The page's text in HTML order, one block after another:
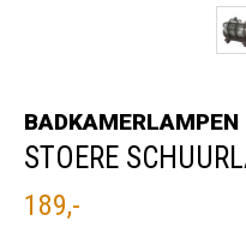
BADKAMERLAMPEN
STOERE
189,-